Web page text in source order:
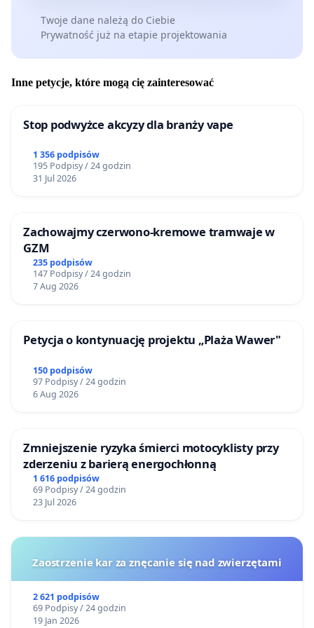
takiej interwencji, na poziomie miasta, samorządu i
województwa pilnie potrzebuje Szyb Krystyna, który
Niestety Grupa Arche nie wyremontuje wszystkich
sprzedaż dlatego apelujemy do władz Bytomia o
zabezpieczenie środków w budżecie miasta na
wykup Szybu Krystyna, zabezpieczenie go i
Bytom mająca wkład własny na takie działania.
Pójdźmy za przykładem miast ościennych, które już
10 lat temu podjęły takie działania i dziś mają tego
czyli jego święta.
Bytom stać na Szyb Krystyna. Budżet miasta
Bytomia, jak sam Pan Prezydent od pięciu lat, co
przeznaczy na inwestycje. Pierwszy raz budżet
miasta Bytomia osiągnął miliard złotych w roku 2020.
Tym samym Bytom dołączył wtedy do 7 śląskich
miast, które mają budżet powyżej miliarda złotych.
opowieści o polskim Detroit już dawno za nami, na
Apelujemy do władz Bytomia aby uwzględniły i
Twoje dane należą do Ciebie
Prywatność już na etapie projektowania
Inne petycje, które mogą cię zainteresować
Stop podwyżce akcyzy dla branży vape
1 356 podpisów
195 Podpisy / 24 godzin
31 Jul 2026
Zachowajmy czerwono-kremowe tramwaje w
GZM
235 podpisów
147 Podpisy / 24 godzin
7 Aug 2026
Petycja o kontynuację projektu „Plaża Wawer"
150 podpisów
97 Podpisy / 24 godzin
6 Aug 2026
Zmniejszenie ryzyka śmierci motocyklisty przy
zderzeniu z barierą energochłonną
1 616 podpisów
69 Podpisy / 24 godzin
23 Jul 2026
Zaostrzenie kar za znęcanie się nad zwierzętami
2 621 podpisów
69 Podpisy / 24 godzin
19 Jan 2026